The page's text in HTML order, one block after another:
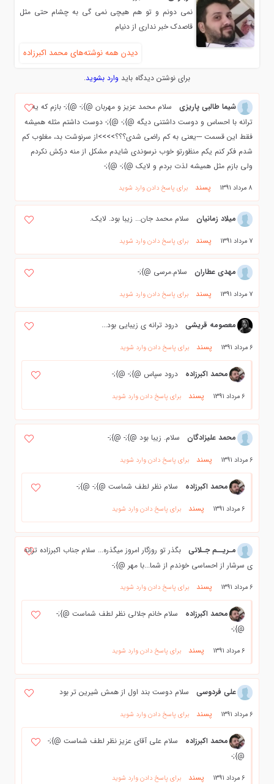
نمی دونم و تو هم هیچی نمی گی به چشام حتی مثل
قاصدک خبر نداری از دنیام
دیدن همه نوشته‌های محمد اکبرزاده
برای نوشتن دیدگاه باید وارد بشوید.
شیما طالبی پاریزی
سلام محمد عزیز و مهربان @};- @};- بازم که یه
ترانه با احساس و دوست داشتنی دیگه @};- @};- دوست داشتم مثله همیشه
فقط این قسمت ---یعنی به کم راضی شدی؟؟؟>>>>از سرنوشت بد، مغلوب کم
شدم فکر کنم یکم منظورتو خوب نرسوندی شایدم مشکل از منه درکش نکردم
ولی بازم مثل همیشه لذت بردم و لایک @};- @};-
8 مرداد 1391 پسند برای پاسخ دادن وارد شوید
میلاد زمانیان سلام محمد جان... زیبا بود. لایک.
7 مرداد 1391 پسند برای پاسخ دادن وارد شوید
مهدی عطاران سلام.مرسی @};-
7 مرداد 1391 پسند برای پاسخ دادن وارد شوید
معصومه قریشی درود ترانه ی زیبایی بود...
6 مرداد 1391 پسند برای پاسخ دادن وارد شوید
محمد اکبرزاده درود سپاس @};- @};-
6 مرداد 1391 پسند برای پاسخ دادن وارد شوید
محمد علیزادگان سلام. زیبا بود @};- @};-
6 مرداد 1391 پسند برای پاسخ دادن وارد شوید
محمد اکبرزاده سلام نظر لطف شماست @};- @};-
6 مرداد 1391 پسند برای پاسخ دادن وارد شوید
مـریــم جـلائی
بگذر تو روزگار امروز میگذره... سلام جناب اکبرزاده ترانه
ی سرشار از احساسی خوندم از شما...با مهر @};-
6 مرداد 1391 پسند برای پاسخ دادن وارد شوید
محمد اکبرزاده
سلام خانم جلالی نظر لطف شماست @};-
@};-
6 مرداد 1391 پسند برای پاسخ دادن وارد شوید
علی فردوسی سلام دوست بند اول از همش شیرین تر بود
6 مرداد 1391 پسند برای پاسخ دادن وارد شوید
محمد اکبرزاده
سلام علی آقای عزیز نظر لطف شماست @};-
@};-
6 مرداد 1391 پسند برای پاسخ دادن وارد شوید